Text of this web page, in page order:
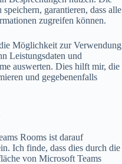
garantieren, dass alle
zugreifen können.
Möglichkeit zur Verwendung
Leistungsdaten und
auswerten. Dies hilft mir, die
und gegebenenfalls
Rooms ist darauf
Ich finde, dass dies durch die
von Microsoft Teams